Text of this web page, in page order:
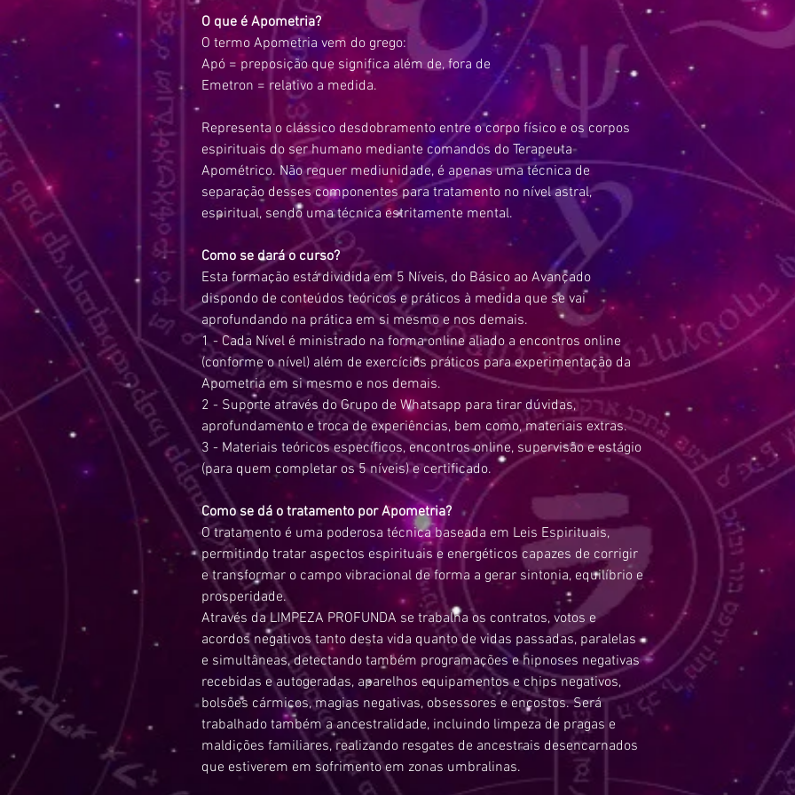
O que é Apometria?
O termo Apometria vem do grego:
Apó = preposição que significa além de, fora de
Emetron = relativo a medida.
Representa o clássico desdobramento entre o corpo físico e os corpos
espirituais do ser humano mediante comandos do Terapeuta
Apométrico. Não requer mediunidade, é apenas uma técnica de
separação desses componentes para tratamento no nível astral,
espiritual, sendo uma técnica estritamente mental.
Como se dará o curso?
Esta formação estádividida em 5 Níveis, do Básico ao Avançado
dispondo de conteúdos teóricos e práticos à medida que se vai
aprofundando na prática em si mesmo e nos demais.
1 - Cada Nível é ministrado na forma onlinealiado a encontros online
(conforme o nível) além de exercícios práticos para experimentação da
Apometria em si mesmo e nos demais.
2 - Suporte através do Grupo de Whatsapp para tirar dúvidas,
aprofundamento e troca de experiências, bem como, materiais extras.
3 - Materiais teóricos específicos, encontros online, supervisão eestágio
(para quem completar os 5 níveis) e certificado.
Como se dá o tratamento por Apometria?
O tratamento é uma poderosa técnica baseada em Leis Espirituais,
permitindo tratar aspectos espirituais e energéticos capazes de corrigir
e transformar o campo vibracional de forma a gerar sintonia, equilíbrio e
prosperidade.
Através da LIMPEZA PROFUNDA se trabalha os contratos, votos e
acordos negativos tanto desta vida quanto de vidas passadas, paralelas
e simultâneas, detectando também programações e hipnoses negativas
recebidas e autogeradas, aparelhos equipamentos e chips negativos,
bolsões cármicos, magias negativas, obsessores e encostos. Será
trabalhado também a ancestralidade, incluindo limpeza de pragas e
maldições familiares, realizando resgates de ancestrais desencarnados
que estiverem em sofrimento em zonas umbralinas.
Roteiro para
Modulação
Força Zeta
Energia Cósmica
Energia Psíquica
Energia Bioplasmática
Prática 2
Cirurgias Astrais
Energia Crística
Vento solar e a
Técnica de
Tipos de Médiuns
Orixás
Apometria de Grupo
Apometria Clínica
A Apometria e os egos
Equipe ideal
A importância das